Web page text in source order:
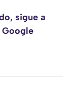
sigue a
Google